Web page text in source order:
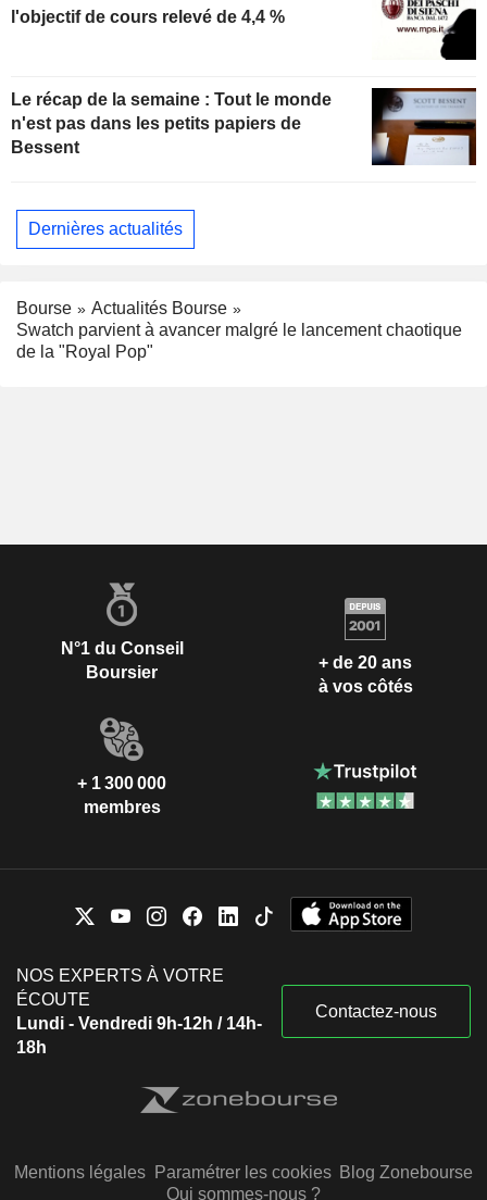
l'objectif de cours relevé de 4,4 %
Le récap de la semaine : Tout le monde
n'est pas dans les petits papiers de
Bessent
Dernières actualités
Bourse
Actualités Bourse
Swatch parvient à avancer malgré le lancement chaotique
de la "Royal Pop"
N°1 du Conseil
Boursier
+ de 20 ans
à vos côtés
+ 1 300 000
membres
NOS EXPERTS À VOTRE
ÉCOUTE
Lundi - Vendredi 9h-12h / 14h-
18h
Contactez-nous
Mentions légales Paramétrer les cookies Blog Zonebourse
Qui sommes-nous ?